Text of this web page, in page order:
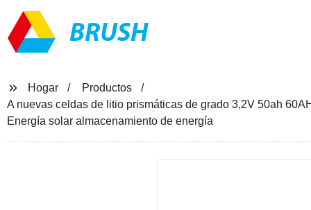
BRUSH
Hogar
Productos
A nuevas celdas de litio prismáticas de grado 3,2V 50ah
Energía solar almacenamiento de energía